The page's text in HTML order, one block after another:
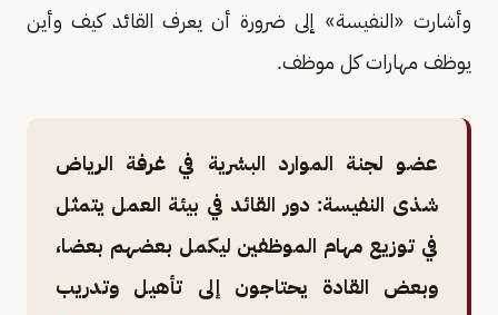
وأشارت «النفيسة» إلى ضرورة أن يعرف القائد كيف وأين
يوظف مهارات كل موظف.
عضو لجنة الموارد البشرية في غرفة الرياض
شذى النفيسة: دور القائد في بيئة العمل يتمثل
في توزيع مهام الموظفين ليكمل بعضهم بعضا،
وبعض القادة يحتاجون إلى تأهيل وتدريب